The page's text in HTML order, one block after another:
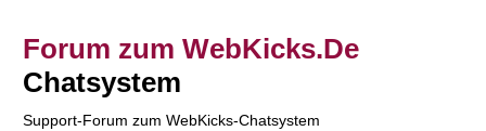
Forum zum WebKicks.De
Chatsystem
Support-Forum zum WebKicks-Chatsystem